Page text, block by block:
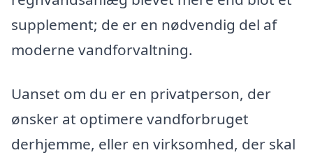
supplement; de er en nødvendig del af
moderne vandforvaltning.
Uanset om du er en privatperson, der
ønsker at optimere vandforbruget
derhjemme, eller en virksomhed, der skal